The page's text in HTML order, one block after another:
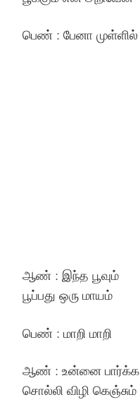
பெண் : பேனா முள்ளில்
ஆண் : இந்த பூவும்
பூப்பது ஒரு மாயம்
பெண் : மாறி மாறி
ஆண் : உன்னை பார்க்க
சொல்லி விழி கெஞ்சும்